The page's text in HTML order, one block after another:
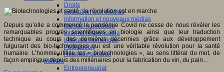
Droits
Education aux médias
Information et nouveaux médias
Identité numérique
Internet responsable
Littératie numérique
Publication
Réseaux sociaux
Métiers
Entrepreneuriat
Depuis qu’elle a commencé la pandémie Covid ne cesse de nous révéler les
remarquables progrès scientifiques en biologie ainsi que leur traduction
technique au cours des dernières décennies grâce aux développement
fulgurant des bio-technologies qui est une véritable révolution pour la santé
humaine. L’homme utilise les « biotechnologies », au sens littéral du mot, de
façon empirique depuis des millénaires pour la fabrication du vin, du pain…